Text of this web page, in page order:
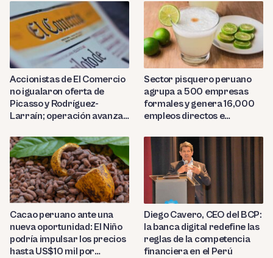
Accionistas de El Comercio
no igualaron oferta de
Picasso y Rodríguez-
Larraín; operación avanza
Sector pisquero peruano
agrupa a 500 empresas
formales y genera 16,000
empleos directos e
Cacao peruano ante una
nueva oportunidad: El Niño
podría impulsar los precios
hasta US$10 mil por
Diego Cavero, CEO del BCP:
la banca digital redefine las
reglas de la competencia
financiera en el Perú